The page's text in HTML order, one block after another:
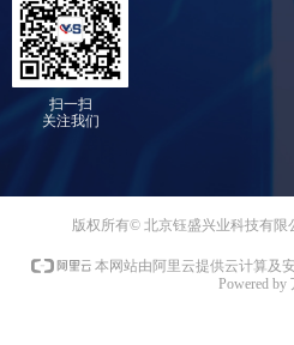
扫一扫
关注我们
版权所有© 北京钰盛兴业科技有限
本网站由阿里云提供云计算及
Powered by